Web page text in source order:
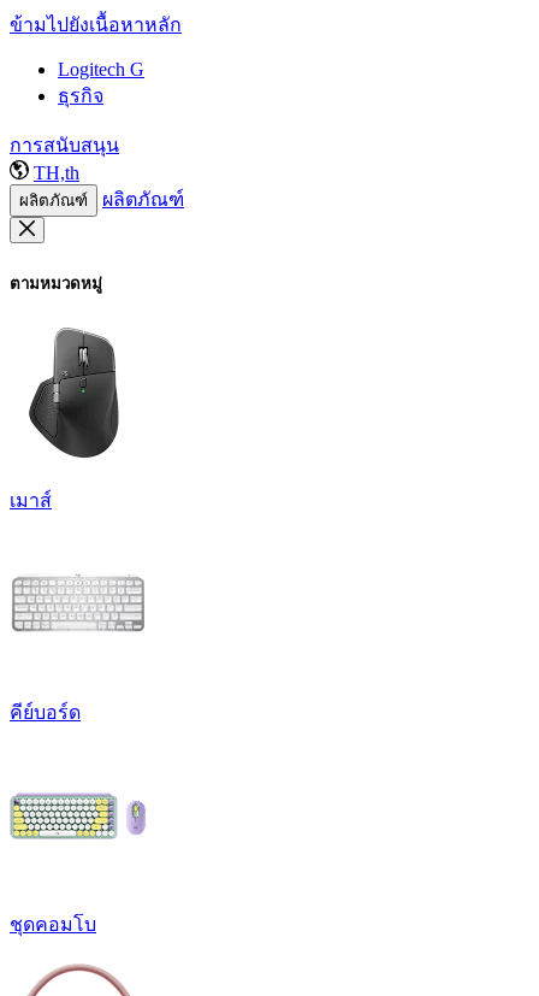
ข้ามไปยังเนื้อหาหลัก
Logitech G
ธุรกิจ
การสนับสนุน
TH,th
ผลิตภัณฑ์ ผลิตภัณฑ์
ตามหมวดหมู่
เมาส์
คีย์บอร์ด
ชุดคอมโบ